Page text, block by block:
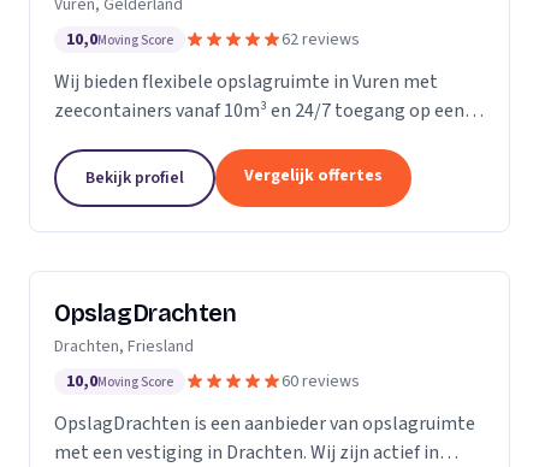
10,0Moving Score 62 reviews
Wij bieden flexibele opslagruimte in Vuren met
zeecontainers vanaf 10m³ en 24/7 toegang op een
Bekijk profiel Vergelijk offertes
OpslagDrachten
Drachten, Friesland
10,0Moving Score 60 reviews
OpslagDrachten is een aanbieder van opslagruimte
met een vestiging in Drachten. Wij zijn actief in